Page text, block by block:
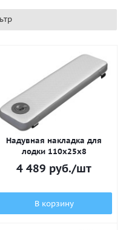
Надувная накладка для
лодки 110х25x8
4 489 руб./шт
В корзину